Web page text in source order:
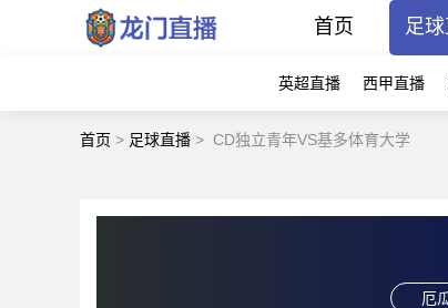
首页 足
英超直播 西甲直播
首页 > 足球直播 > CD独立青年VS基多体育大学
厄